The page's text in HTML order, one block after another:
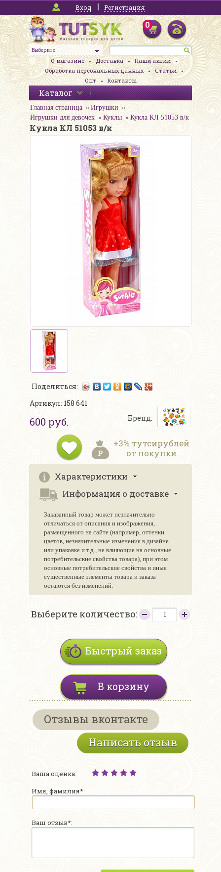
Вход Регистрация
Выберите
0
О магазине Доставка
Наши акции
Обработка персональных данных
Статьи
Опт
Контакты
Каталог
Главная страница
Игрушки
Игрушки для девочек
Куклы Кукла КЛ 51053 в/к
Кукла КЛ 51053 в/к
Поделиться:
Артикул: 158 641
600 руб. Бренд:
+3% тутсирублей
от покупки
Характеристики
Информация о доставке
Заказанный товар может незначительно
отличаться от описания и изображения,
размещенного на сайте (например, оттенки
цветов, незначительные изменения в дизайне
или упаковке и т.д., не влияющие на основные
потребительские свойства товара), при этом
основные потребительские свойства и иные
существенные элементы товара и заказа
остаются без изменений.
Выберите количество:
Быстрый заказ
В корзину
Отзывы вконтакте
Написать отзыв
Ваша оценка:
Имя, фамилия*:
Ваш отзыв*: